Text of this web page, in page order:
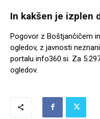
In kakšen je izplen
Pogovor z Boštjančičem
ogledov, z javnosti
portalu info360.si. Za
ogledov.